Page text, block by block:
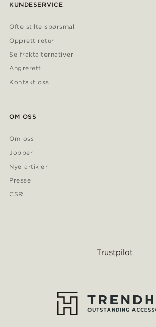
KUNDESERVICE
Ofte stilte spørsmål
Opprett retur
Se fraktalternativer
Angrerett
Kontakt oss
OM OSS
Om oss
Jobber
Nye artikler
Presse
CSR
Trustpilot